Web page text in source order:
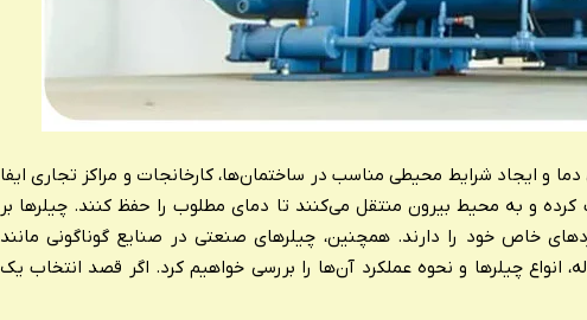
و ایجاد شرایط محیطی مناسب در ساختمان‌ها، کارخانجات و مراکز تجاری ایفا
و به محیط بیرون منتقل می‌کنند تا دمای مطلوب را حفظ کنند. چیلرها بر
خاص خود را دارند. همچنین، چیلرهای صنعتی در صنایع گوناگونی مانند
انواع چیلرها و نحوه عملکرد آن‌ها را بررسی خواهیم کرد. اگر قصد انتخاب یک